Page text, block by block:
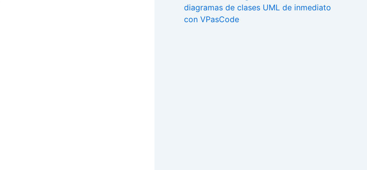
diagramas de clases UML de inmediato
con VPasCode